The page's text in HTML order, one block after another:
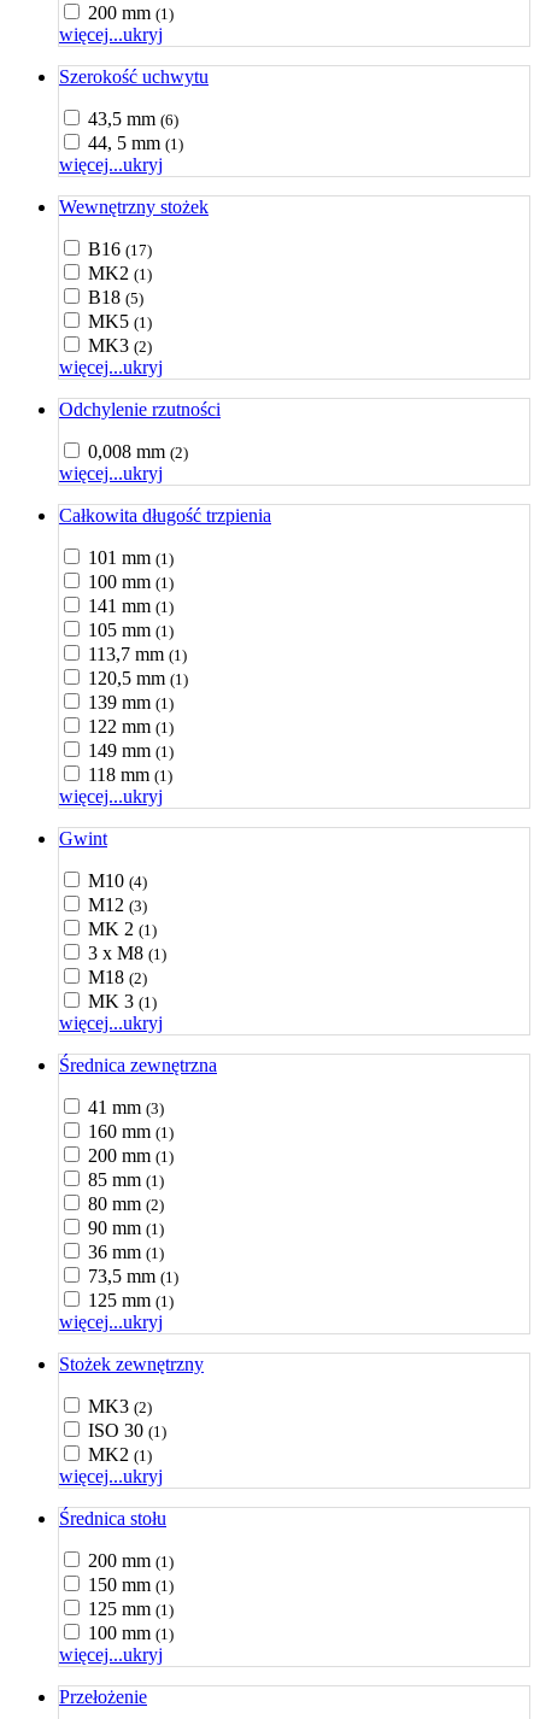
200 mm (1)
więcej...ukryj
Szerokość uchwytu
43,5 mm (6)
44, 5 mm (1)
więcej...ukryj
Wewnętrzny stożek
B16 (17)
MK2 (1)
B18 (5)
MK5 (1)
MK3 (2)
więcej...ukryj
Odchylenie rzutności
0,008 mm (2)
więcej...ukryj
Całkowita długość trzpienia
101 mm (1)
100 mm (1)
141 mm (1)
105 mm (1)
113,7 mm (1)
120,5 mm (1)
139 mm (1)
122 mm (1)
149 mm (1)
118 mm (1)
więcej...ukryj
Gwint
M10 (4)
M12 (3)
MK 2 (1)
3 x M8 (1)
M18 (2)
MK 3 (1)
więcej...ukryj
Średnica zewnętrzna
41 mm (3)
160 mm (1)
200 mm (1)
85 mm (1)
80 mm (2)
90 mm (1)
36 mm (1)
73,5 mm (1)
125 mm (1)
więcej...ukryj
Stożek zewnętrzny
MK3 (2)
ISO 30 (1)
MK2 (1)
więcej...ukryj
Średnica stołu
200 mm (1)
150 mm (1)
125 mm (1)
100 mm (1)
więcej...ukryj
Przełożenie